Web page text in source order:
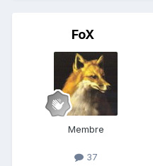
FoX
Membre
37